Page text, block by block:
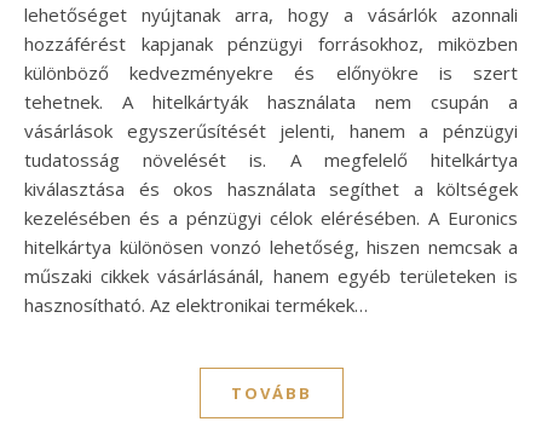
lehetőséget nyújtanak arra, hogy a vásárlók azonnali
hozzáférést kapjanak pénzügyi forrásokhoz, miközben
különböző kedvezményekre és előnyökre is szert
tehetnek. A hitelkártyák használata nem csupán a
vásárlások egyszerűsítését jelenti, hanem a pénzügyi
tudatosság növelését is. A megfelelő hitelkártya
kiválasztása és okos használata segíthet a költségek
kezelésében és a pénzügyi célok elérésében. A Euronics
hitelkártya különösen vonzó lehetőség, hiszen nemcsak a
műszaki cikkek vásárlásánál, hanem egyéb területeken is
hasznosítható. Az elektronikai termékek…
TOVÁBB